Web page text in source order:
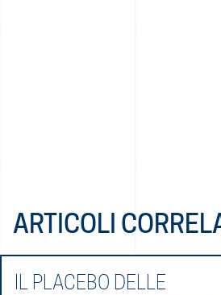
ARTICOLI
IL PLACEBO DELLE